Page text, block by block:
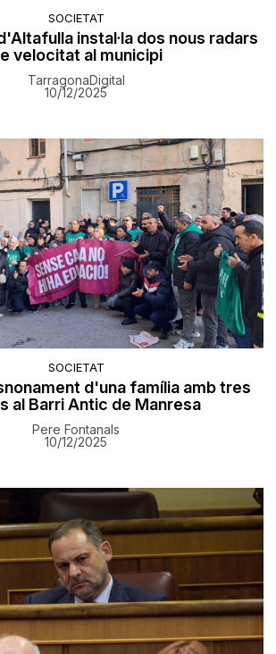
SOCIETAT
instal·la dos nous radars
velocitat al municipi
TarragonaDigital
10/12/2025
SOCIETAT
d'una família amb tres
al Barri Antic de Manresa
Pere Fontanals
10/12/2025